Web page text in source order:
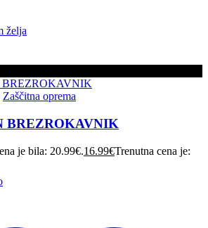
želja
Zaščitna oprema
BREZROKAVNIK
je bila: 20.99€.16.99€Trenutna cena je: